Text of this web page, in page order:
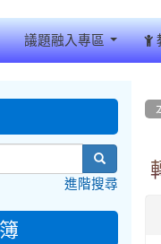
議題融入專區
search
進階搜尋